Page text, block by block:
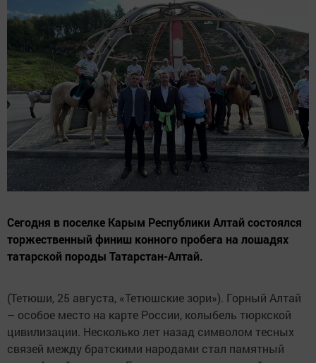
Сегодня в поселке Карым Республики Алтай состоялся
торжественный финиш конного пробега на лошадях
татарской породы Татарстан-Алтай.
(Тетюши, 25 августа, «Тетюшские зори»). Горный Алтай
– особое место на карте России, колыбель тюркской
цивилизации. Несколько лет назад символом тесных
связей между братскими народами стал памятный